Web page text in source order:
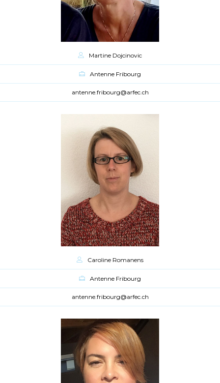
Martine Dojcinovic
Antenne Fribourg
antenne.fribourg@arfec.ch
Caroline Romanens
Antenne Fribourg
antenne.fribourg@arfec.ch